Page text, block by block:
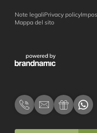
Dolomiti
vivere
Note legaliPrivacy policy
Mappa del sito